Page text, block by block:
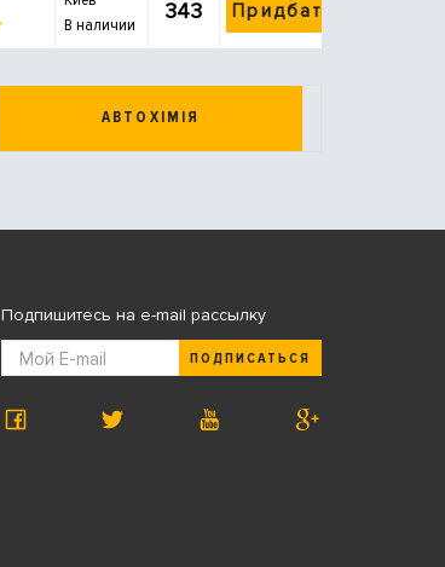
В наличии
343 Придбати
АВТОХІМІЯ
Подпишитесь на e-mail рассылку
ПОДПИСАТЬСЯ